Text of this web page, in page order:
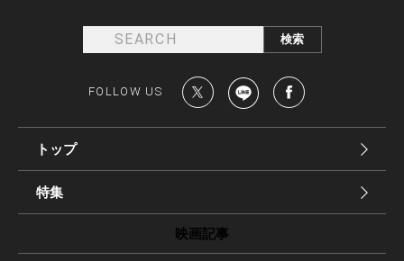
FOLLOW US
トップ
特集
映画記事